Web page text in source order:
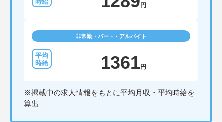
円
非常勤・パート・アルバイト
1361円
※掲載中の求人情報をもとに平均月収・平均時給を
算出